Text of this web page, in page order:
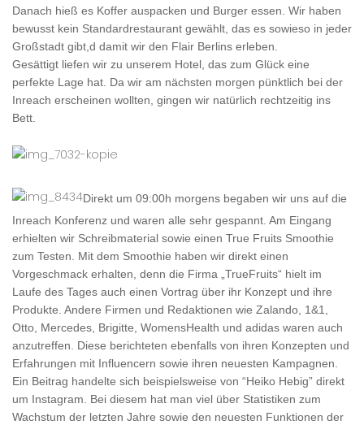
Danach hieß es Koffer auspacken und Burger essen. Wir haben
bewusst kein Standardrestaurant gewählt, das es sowieso in jeder
Großstadt gibt,d damit wir den Flair Berlins erleben.
Gesättigt liefen wir zu unserem Hotel, das zum Glück eine
perfekte Lage hat. Da wir am nächsten morgen pünktlich bei der
Inreach erscheinen wollten, gingen wir natürlich rechtzeitig ins
Bett.
Direkt um 09:00h morgens begaben wir uns auf die
Inreach Konferenz und waren alle sehr gespannt. Am Eingang
erhielten wir Schreibmaterial sowie einen True Fruits Smoothie
zum Testen. Mit dem Smoothie haben wir direkt einen
Vorgeschmack erhalten, denn die Firma „TrueFruits“ hielt im
Laufe des Tages auch einen Vortrag über ihr Konzept und ihre
Produkte. Andere Firmen und Redaktionen wie Zalando, 1&1,
Otto, Mercedes, Brigitte, WomensHealth und adidas waren auch
anzutreffen. Diese berichteten ebenfalls von ihren Konzepten und
Erfahrungen mit Influencern sowie ihren neuesten Kampagnen.
Ein Beitrag handelte sich beispielsweise von “Heiko Hebig” direkt
um Instagram. Bei diesem hat man viel über Statistiken zum
Wachstum der letzten Jahre sowie den neuesten Funktionen der